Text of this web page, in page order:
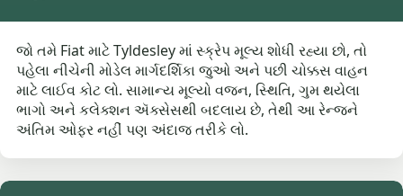
જો તમે Fiat માટે Tyldesley માં સ્ક્રેપ મૂલ્ય શોધી રહ્યા છો, તો
પહેલા નીચેની મોડેલ માર્ગદર્શિકા જુઓ અને પછી ચોક્કસ વાહન
માટે લાઈવ કોટ લો. સામાન્ય મૂલ્યો વજન, સ્થિતિ, ગુમ થયેલા
ભાગો અને કલેક્શન ઍક્સેસથી બદલાય છે, તેથી આ રેન્જને
અંતિમ ઓફર નહીં પણ અંદાજ તરીકે લો.